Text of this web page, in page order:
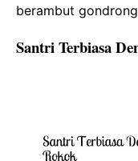
berambut
Santri Terbiasa